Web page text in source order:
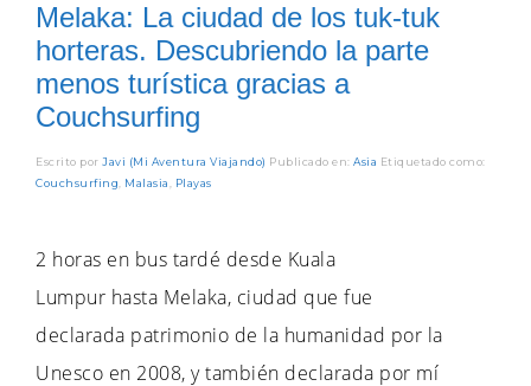
Melaka: La ciudad de los tuk-tuk
horteras. Descubriendo la parte
menos turística gracias a
Couchsurfing
Escrito por Javi (Mi Aventura Viajando) Publicado en: Asia Etiquetado como:
Couchsurfing, Malasia, Playas
2 horas en bus tardé desde Kuala
Lumpur hasta Melaka, ciudad que fue
declarada patrimonio de la humanidad por la
Unesco en 2008, y también declarada por mí